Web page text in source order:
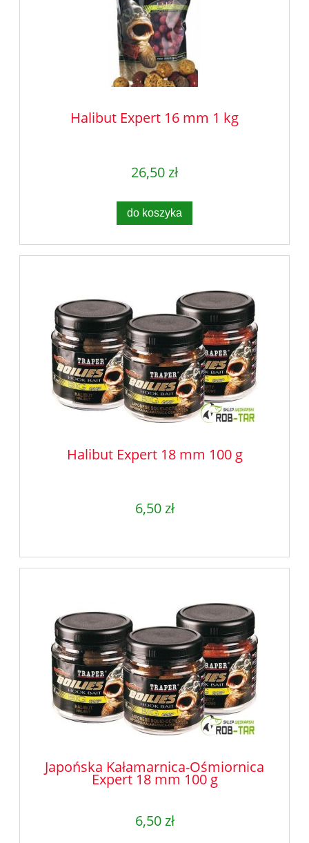
Halibut Expert 16 mm 1 kg
26,50 zł
do koszyka
Halibut Expert 18 mm 100 g
6,50 zł
Japońska Kałamarnica-Ośmiornica
Expert 18 mm 100 g
6,50 zł